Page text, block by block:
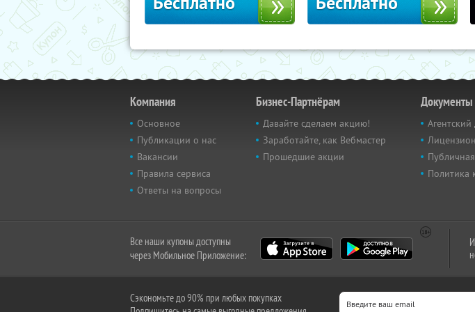
Компания
Основное
Публикации о нас
Вакансии
Правила сервиса
Ответы на вопросы
Бизнес-Партнёрам
Давайте сделаем акцию!
Заработайте, как Вебмастер
Прошедшие акции
Документы
Политика
Все наши купоны доступны
через Мобильное Приложение:
Сэкономьте до 90% при любых покупках